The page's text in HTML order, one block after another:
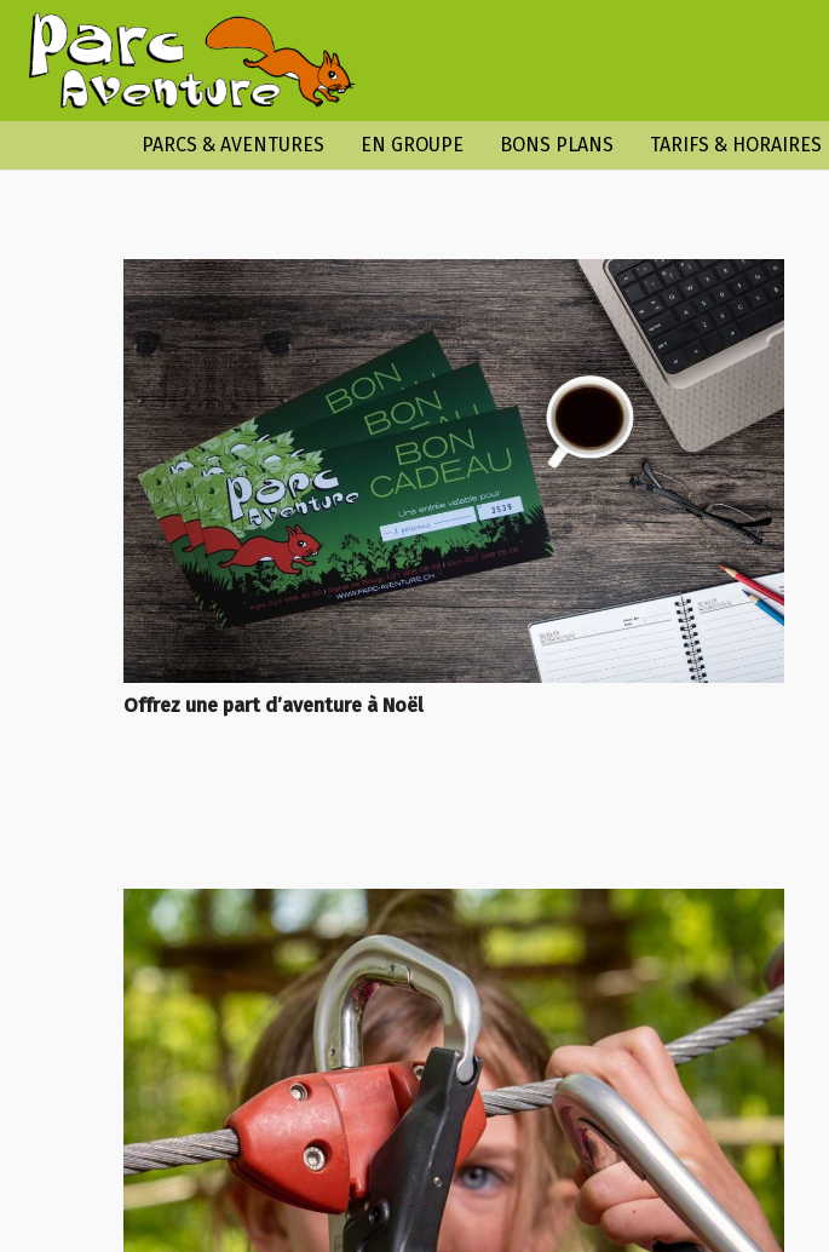
PARCS & AVENTURES EN GROUPE BONS PLANS TARIFS & HORAIRES
Offrez une part d’aventure à Noël